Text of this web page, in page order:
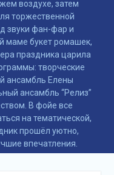
и
воздухе, затем
торжественной
звуки фан-фар и
маме букет ромашек,
праздника царила
творческие
ансамбль Елены
ансамбль “Релиз”
В фойе все
на тематической,
прошёл уютно,
впечатления.